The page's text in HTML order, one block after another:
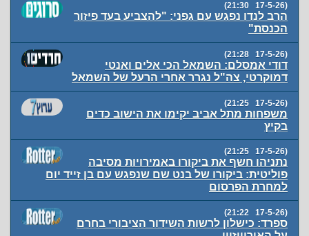
(17-5-26 21:30)
הרב לנדו נפגש עם גפני: "להצביע בעד פיזור
הכנסת"
(17-5-26 21:28)
דודי אמסלם: השמאל הכי אלים ואנטי
דמוקרטי, צה"ל נגרר אחרי הרעל של השמאל
(17-5-26 21:25)
משפחות מתל אביב יקימו את הישוב כדים
בקיץ
(17-5-26 21:25)
נתניהו חשף את ביקורו באמירויות מסיבה
פוליטית: ביקורו של בנט שם שנפגש עם בן זייד יום
למחרת הפרסום
(17-5-26 21:22)
ספרד: כישלון לרשות השידור הציבורי בחרם